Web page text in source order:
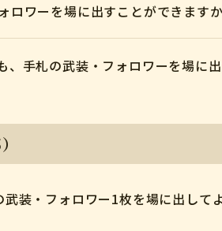
ワーを場に出すことができます
手札の武装・フォロワーを場に出
装・フォロワー1枚を場に出して